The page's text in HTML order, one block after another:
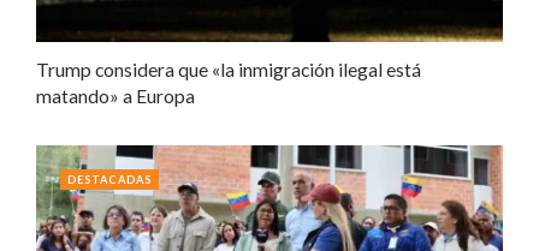
Trump considera que «la inmigración ilegal está
matando» a Europa
DESTACADAS